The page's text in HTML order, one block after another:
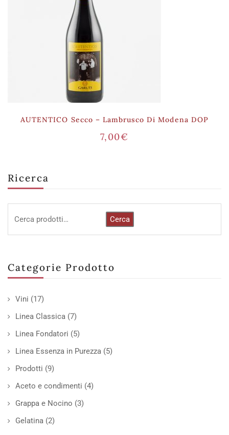
Ricerca
Cerca
Categorie Prodotto
Vini (17)
Linea Classica (7)
Linea Fondatori (5)
Linea Essenza in Purezza (5)
Prodotti (9)
Aceto e condimenti (4)
Grappa e Nocino (3)
Gelatina (2)
AUTENTICO Secco – Lambrusco Di Modena DOP
7,00€